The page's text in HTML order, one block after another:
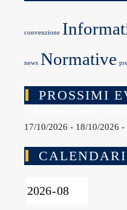
convenzione
news Normative
PROSSIMI
17/10/2026 - 18/10/2026 -